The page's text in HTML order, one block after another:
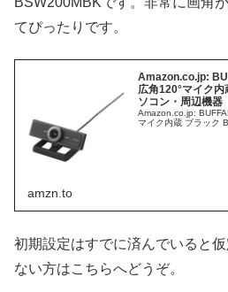
てぴったりです。
Amazon.co.jp:
広角120°マイク
ソコン・周辺機器
Amazon.co.jp:
マイク内蔵 ブラック
amzn.to
初期設定はすでに済んでいると
ない方はこちらへどうぞ。